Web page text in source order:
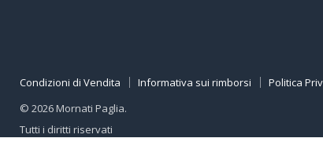
Condizioni di Vendita Informativa sui rimborsi Politica
© 2026 Mornati Paglia.
Tutti i diritti riservati